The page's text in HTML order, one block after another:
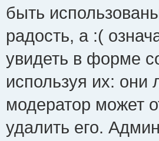
быть
радость, а :(
увидеть в форме
используя их: они
модератор может
удалить его.